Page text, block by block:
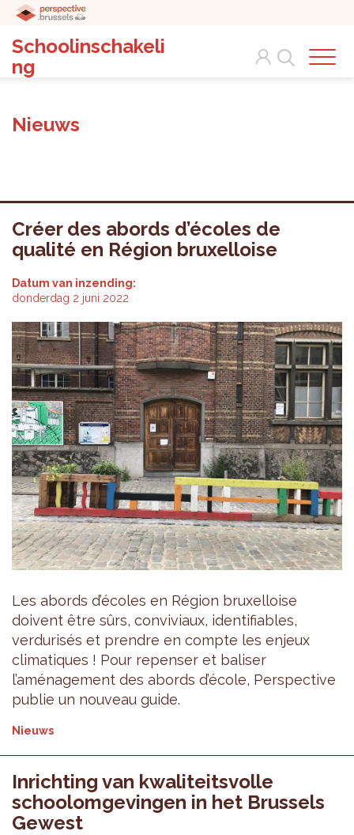
Schoolinschakeli
ng
Search
Nieuws
Créer des abords d’écoles de
qualité en Région bruxelloise
Datum van inzending:
donderdag 2 juni 2022
Les abords d’écoles en Région bruxelloise
doivent être sûrs, conviviaux, identifiables,
verdurisés et prendre en compte les enjeux
climatiques ! Pour repenser et baliser
l’aménagement des abords d’école, Perspective
publie un nouveau guide.
Nieuws
Inrichting van kwaliteitsvolle
schoolomgevingen in het Brussels
Gewest